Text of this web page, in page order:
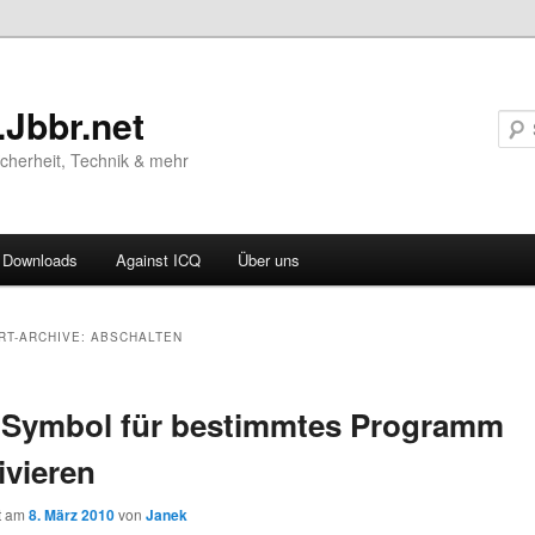
Technik & mehr
Downloads Against ICQ Über uns
ARCHIVE:ABSCHALTEN
für bestimmtes Programm
am8. März 2010 vonJanek